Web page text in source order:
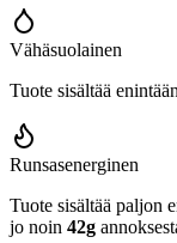
Vähäsuolainen
Tuote sisältää
Runsasenerginen
Tuote sisältää paljon
jo noin 42g